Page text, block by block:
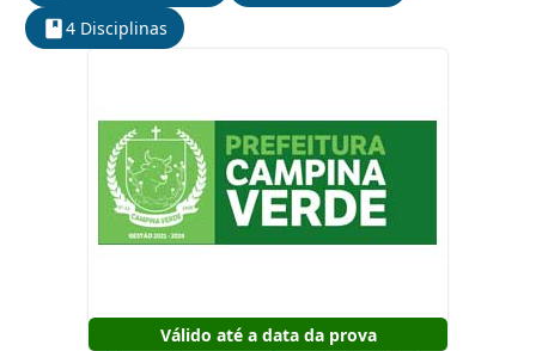
4 Disciplinas
Válido até a data da prova